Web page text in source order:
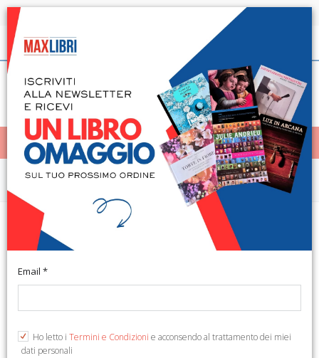
Spedizione in 24h per tutti i libri disponibili
Italiano
< Home
MENÙ
Rolo Banca 1473. La raccolta
d'arte
Bologna, 1997; ril. in tela, pp. 384, tavv. col., cm 25x30,5.
Email *
Ho letto i Termini e Condizioni e acconsendo al trattamento dei miei
dati personali